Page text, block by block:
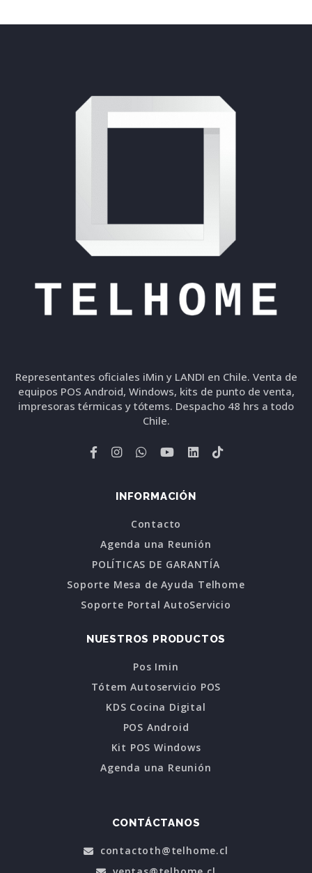
Representantes oficiales iMin y LANDI en Chile. Venta de
equipos POS Android, Windows, kits de punto de venta,
impresoras térmicas y tótems. Despacho 48 hrs a todo
Chile.
INFORMACIÓN
Contacto
Agenda una Reunión
POLÍTICAS DE GARANTÍA
Soporte Mesa de Ayuda Telhome
Soporte Portal AutoServicio
NUESTROS PRODUCTOS
Pos Imin
Tótem Autoservicio POS
KDS Cocina Digital
POS Android
Kit POS Windows
Agenda una Reunión
CONTÁCTANOS
contactoth@telhome.cl